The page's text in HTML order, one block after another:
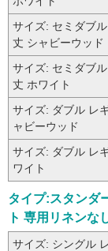
サイズ: セミダブ
丈 シャビーウッド
サイズ: セミダブ
丈 ホワイト
サイズ: ダブル レ
ャビーウッド
サイズ: ダブル レ
ワイト
タイプ:スタンダ
ト 専用リネンな
サイズ: シングル